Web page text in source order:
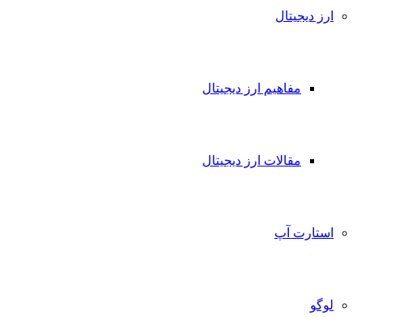
ارز دیجیتال
مفاهیم ارز دیجیتال
مقالات ارز دیجیتال
استارت آپ
لوگو